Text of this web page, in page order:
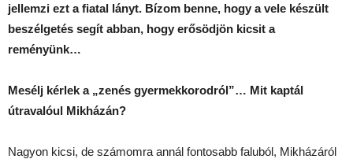
jellemzi ezt a fiatal lányt. Bízom benne, hogy a vele készült
beszélgetés segít abban, hogy erősödjön kicsit a
reményünk…
Mesélj kérlek a „zenés gyermekkorodról”… Mit kaptál
útravalóul Mikházán?
Nagyon kicsi, de számomra annál fontosabb faluból, Mikházáról